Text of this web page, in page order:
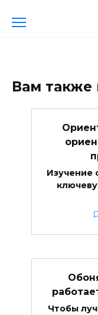
Вам также
Изучение
Чтобы